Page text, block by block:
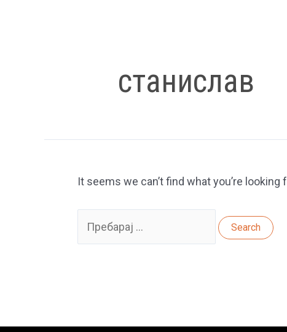
станислав
It seems we can’t find what you’re
for: